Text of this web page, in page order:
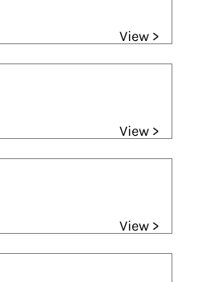
View >
View >
View >